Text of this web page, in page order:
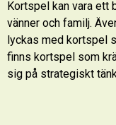
Kortspel kan vara ett
vänner och familj.
lyckas med kortspel
finns kortspel som
sig på strategiskt